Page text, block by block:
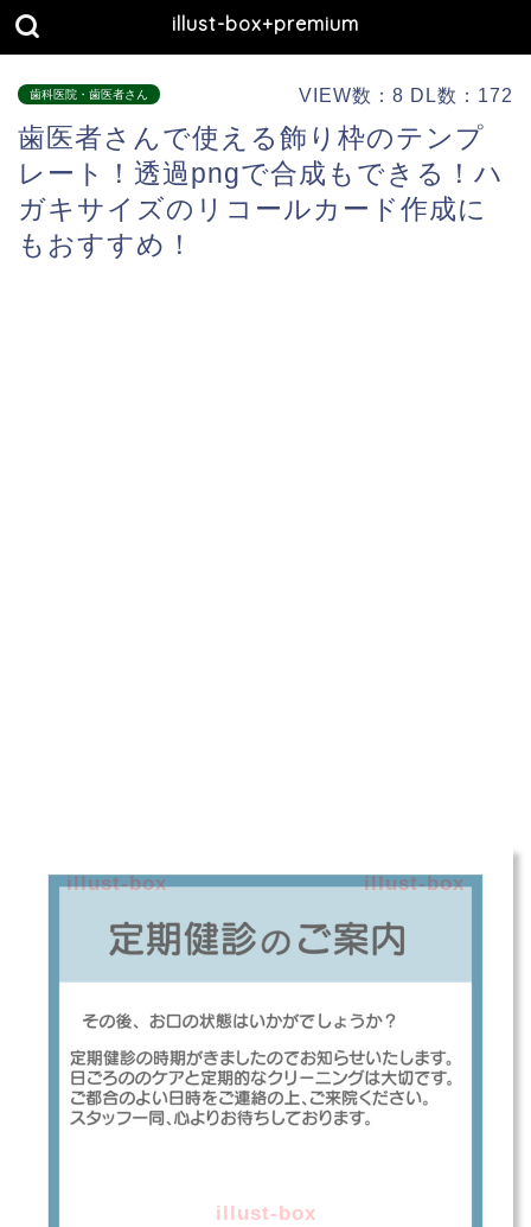
illust-box+premium
歯科医院・歯医者さん VIEW数：8 DL数：172
歯医者さんで使える飾り枠のテンプ
レート！透過pngで合成もできる！ハ
ガキサイズのリコールカード作成に
もおすすめ！
illust-box
illust-box illust-box